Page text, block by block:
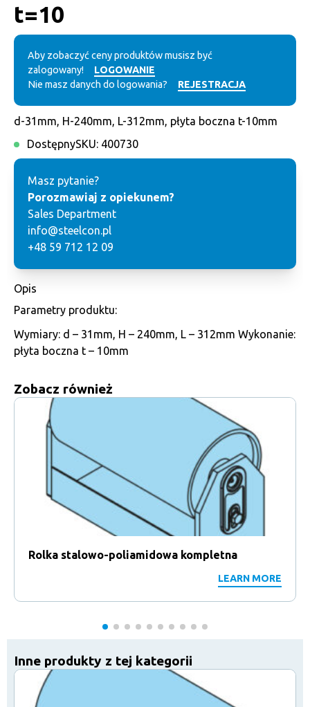
t=10
Aby zobaczyć ceny produktów musisz być
zalogowany!
LOGOWANIE
Nie masz danych do logowania?
REJESTRACJA
d-31mm, H-240mm, L-312mm, płyta boczna t-10mm
DostępnySKU: 400730
Masz pytanie?
Porozmawiaj z opiekunem?
Sales Department
info@steelcon.pl
+48 59 712 12 09
Opis
Parametry produktu:
Wymiary: d – 31mm, H – 240mm, L – 312mm Wykonanie:
płyta boczna t – 10mm
Zobacz również
Rolka stalowo-poliamidowa kompletna
LEARN MORE
Inne produkty z tej kategorii